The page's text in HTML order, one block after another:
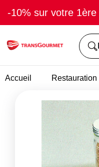
-10% sur votre
Accueil